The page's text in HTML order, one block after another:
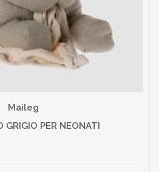
Maileg
GRIGIO PER NEONATI